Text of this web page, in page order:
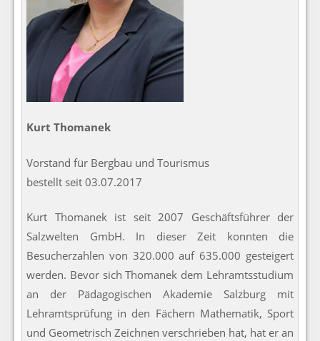
Kurt Thomanek
Vorstand für Bergbau und Tourismus
bestellt seit 03.07.2017
Kurt Thomanek ist seit 2007 Geschäftsführer der
Salzwelten GmbH. In dieser Zeit konnten die
Besucherzahlen von 320.000 auf 635.000 gesteigert
werden. Bevor sich Thomanek dem Lehramtsstudium
an der Pädagogischen Akademie Salzburg mit
Lehramtsprüfung in den Fächern Mathematik, Sport
und Geometrisch Zeichnen verschrieben hat, hat er an